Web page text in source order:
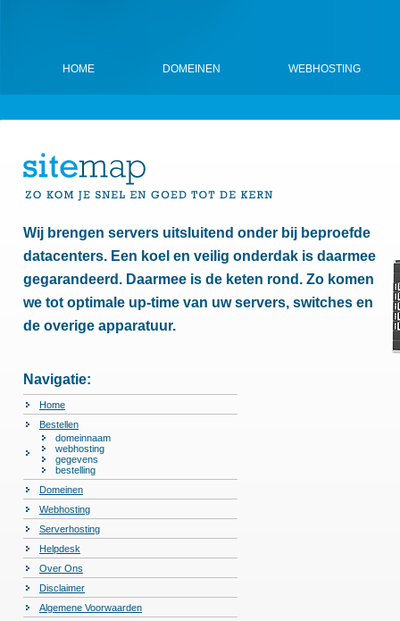
HOME DOMEINEN WEBHOSTING
Wij brengen servers uitsluitend onder bij beproefde
datacenters. Een koel en veilig onderdak is daarmee
gegarandeerd. Daarmee is de keten rond. Zo komen
we tot optimale up-time van uw servers, switches en
de overige apparatuur.
Navigatie:
Home
Bestellen
domeinnaam
webhosting
gegevens
bestelling
Domeinen
Webhosting
Serverhosting
Helpdesk
Over Ons
Disclaimer
Algemene Voorwaarden